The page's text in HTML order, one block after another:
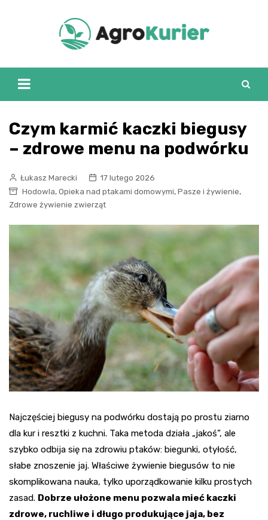
Czym karmić kaczki biegusy
– zdrowe menu na podwórku
Łukasz Marecki
17 lutego 2026
Hodowla, Opieka nad ptakami domowymi, Pasze i żywienie,
Zdrowe żywienie zwierząt
Najczęściej biegusy na podwórku dostają po prostu ziarno
dla kur i resztki z kuchni. Taka metoda działa „jakoś”, ale
szybko odbija się na zdrowiu ptaków: biegunki, otyłość,
słabe znoszenie jaj. Właściwe żywienie biegusów to nie
skomplikowana nauka, tylko uporządkowanie kilku prostych
zasad. Dobrze ułożone menu pozwala mieć kaczki
zdrowe, ruchliwe i długo produkujące jaja, bez